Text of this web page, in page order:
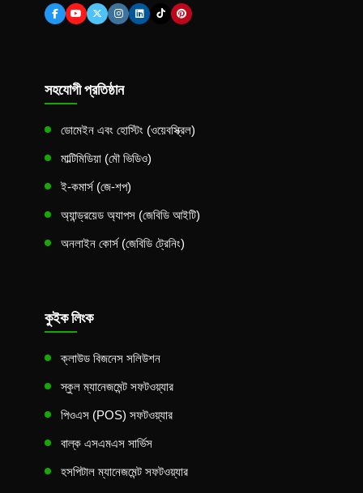
সহযোগী প্রতিষ্ঠান
ডোমেইন এবং হোস্টিং (ওয়েবস্ক্রিল)
মাল্টিমিডিয়া (মৌ ভিডিও)
ই-কমার্স (জে-শপ)
অ্যান্ড্রয়েড অ্যাপস (জেবিডি আইটি)
অনলাইন কোর্স (জেবিডি ট্রেনিং)
কুইক লিংক
ক্লাউড বিজনেস সলিউশন
স্কুল ম্যানেজমেন্ট সফটওয়্যার
পিওএস (POS) সফটওয়্যার
বাল্ক এসএমএস সার্ভিস
হসপিটাল ম্যানেজমেন্ট সফটওয়্যার